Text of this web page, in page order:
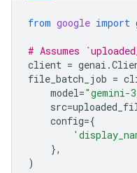
from google import
# Assumes
client = genai .
file_batch_job =
model="gemini-
src=
config={
},
)